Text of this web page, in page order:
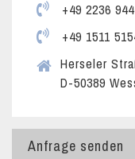
+49 2236
+49 1511
Herseler
D-50389
Anfrage senden